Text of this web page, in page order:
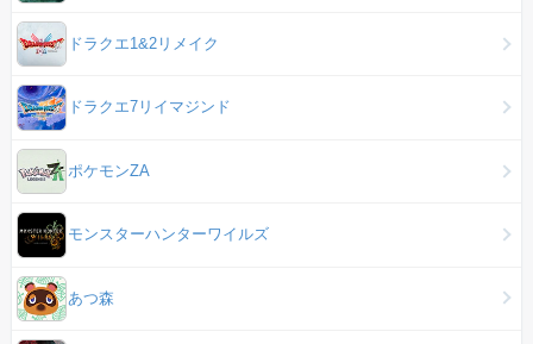
ドラクエ1&2リメイク
ドラクエ7リイマジンド
ポケモンZA
モンスターハンターワイルズ
あつ森